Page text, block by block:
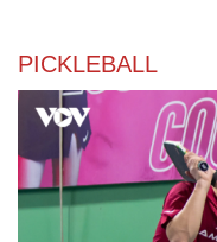
PICKLEBALL